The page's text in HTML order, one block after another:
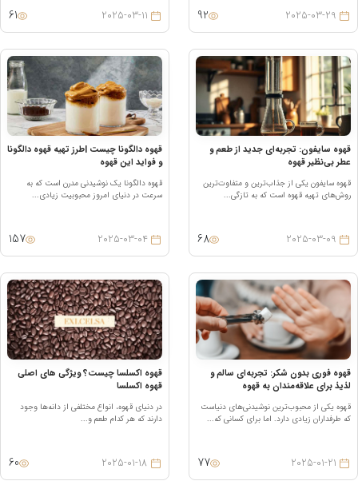
2025-03-29
92
2025-03-11
61
سایفون: تجربه‌ای جدید از طعم و
بی‌نظیر قهوه
سایفون یکی از جذاب‌ترین و متفاوت‌ترین
تهیه قهوه است که به تازگی...
2025-03-09
68
قهوه دالگونا چیست |طرز تهیه قهوه دالگونا
و فواید این قهوه
قهوه دالگونا یک نوشیدنی مدرن است که به
سرعت در دنیای امروز محبوبیت زیادی...
2025-03-04
157
فوری بدون شکر: تجربه‌ای سالم و
برای علاقه‌مندان به قهوه
یکی از محبوب‌ترین نوشیدنی‌های دنیاست
طرفداران زیادی دارد. اما برای کسانی که...
2025-01-21
77
قهوه اکسلسا چیست؟ ویژگی های اصلی
قهوه اکسلسا
در دنیای قهوه، انواع مختلفی از دانه‌ها وجود
دارند که هر کدام طعم و...
2025-01-18
60